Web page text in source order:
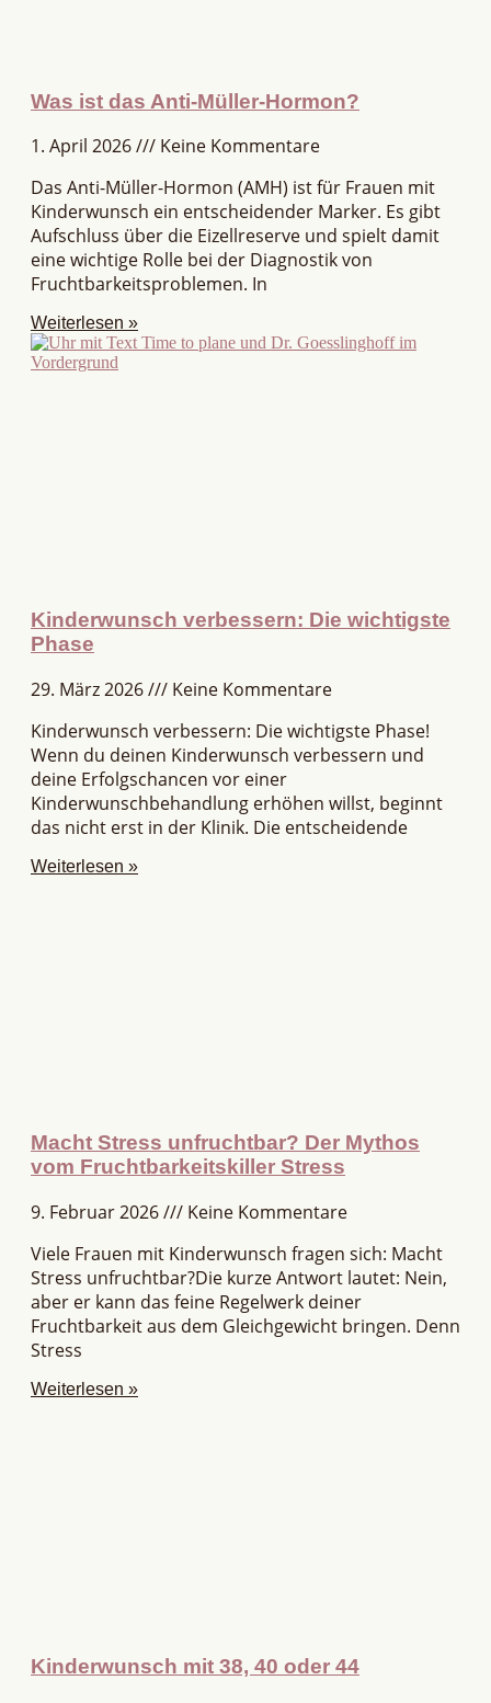
Was ist das Anti-Müller-Hormon?
1. April 2026
Keine Kommentare
Das Anti-Müller-Hormon (AMH) ist für Frauen mit
Kinderwunsch ein entscheidender Marker. Es gibt
Aufschluss über die Eizellreserve und spielt damit
eine wichtige Rolle bei der Diagnostik von
Fruchtbarkeitsproblemen. In
Weiterlesen »
Kinderwunsch verbessern: Die wichtigste
Phase
29. März 2026
Keine Kommentare
Kinderwunsch verbessern: Die wichtigste Phase!
Wenn du deinen Kinderwunsch verbessern und
deine Erfolgschancen vor einer
Kinderwunschbehandlung erhöhen willst, beginnt
das nicht erst in der Klinik. Die entscheidende
Weiterlesen »
Macht Stress unfruchtbar? Der Mythos
vom Fruchtbarkeitskiller Stress
9. Februar 2026
Keine Kommentare
Viele Frauen mit Kinderwunsch fragen sich: Macht
Stress unfruchtbar?Die kurze Antwort lautet: Nein,
aber er kann das feine Regelwerk deiner
Fruchtbarkeit aus dem Gleichgewicht bringen. Denn
Stress
Weiterlesen »
Kinderwunsch mit 38, 40 oder 44